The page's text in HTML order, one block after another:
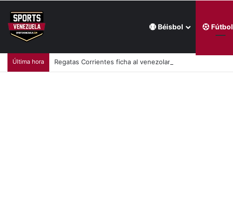
Béisbol Fútbol
Última hora Regatas Corrientes ficha al venezolano Elián Centeno